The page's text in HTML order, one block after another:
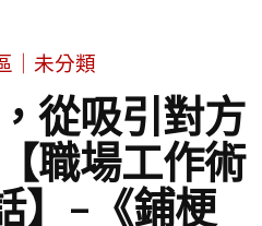
｜未分類
從吸引對方
職場工作術
】–《鋪梗